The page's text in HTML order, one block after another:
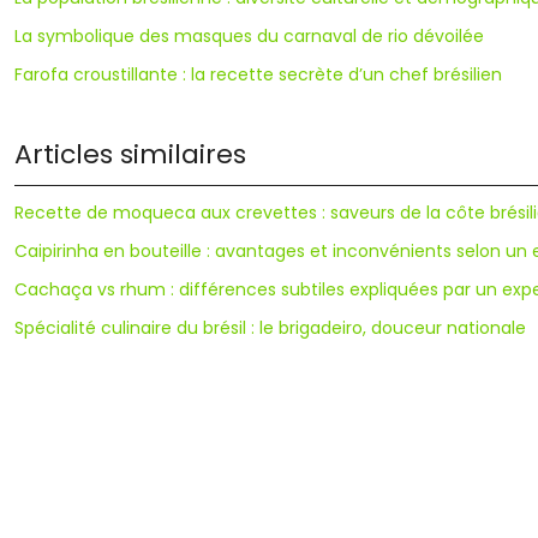
La symbolique des masques du carnaval de rio dévoilée
Farofa croustillante : la recette secrète d’un chef brésilien
Articles similaires
Recette de moqueca aux crevettes : saveurs de la côte
Caipirinha en bouteille : avantages et inconvénients selon un
Cachaça vs rhum : différences subtiles expliquées par un
Spécialité culinaire du brésil : le brigadeiro, douceur nationale